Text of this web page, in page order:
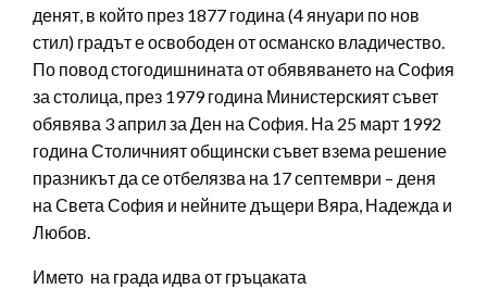
денят, в който през 1877 година (4 януари по нов
стил) градът е освободен от османско владичество.
По повод стогодишнината от обявяването на София
за столица, през 1979 година Министерският съвет
обявява 3 април за Ден на София. На 25 март 1992
година Столичният общински съвет взема решение
празникът да се отбелязва на 17 септември – деня
на Света София и нейните дъщери Вяра, Надежда и
Любов.
Името на града идва от гръцаката